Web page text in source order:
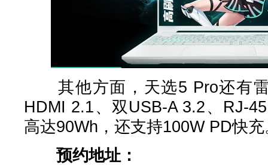
其他方面，天选5 Pro还有雷
HDMI 2.1、双USB-A 3.2、RJ-
高达90Wh，还支持100W PD快充
预约地址：